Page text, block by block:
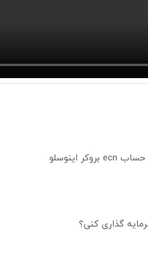
گذاری کنی؟